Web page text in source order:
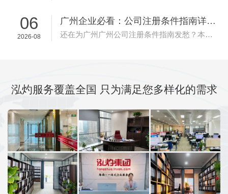
06
2026-08
广州企业必看：公司注册条件指南详细解...
还在为广州广州公司注册条件指南发愁？本文为你梳理了完整的办理流程和所需材料清单，让企业办理更省心。...
泓灼服务覆盖全国 只为满足您多样化的需求